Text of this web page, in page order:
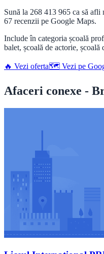
Sună la 268 413 965 ca să afli
67 recenzii pe Google Maps.
Include în categoria școală
balet, școală de actorie, școală
🔥 Vezi oferta🗺️ Vezi pe
Afaceri conexe -